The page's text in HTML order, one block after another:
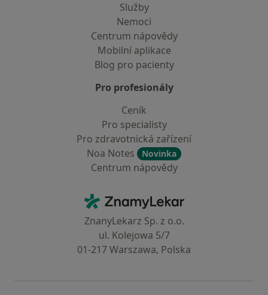
Služby
Nemoci
Centrum nápovědy
Mobilní aplikace
Blog pro pacienty
Pro profesionály
Ceník
Pro specialisty
Pro zdravotnická zařízení
Noa Notes
Novinka
Centrum nápovědy
ZnamyLekar - Hlavní stránka
ZnanyLekarz Sp. z o.o.
ul. Kolejowa 5/7
01-217 Warszawa, Polska